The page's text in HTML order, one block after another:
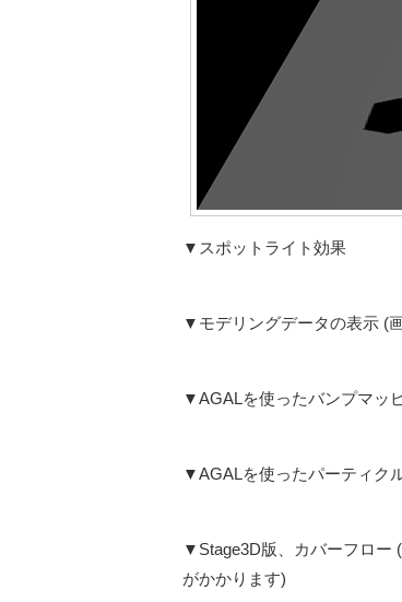
▼スポットライト効果
▼モデリングデータの表示 (
▼AGALを使ったバンプマッ
▼AGALを使ったパーティク
▼Stage3D版、カバーフロー
がかかります)